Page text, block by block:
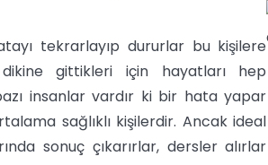
tekrarlayıp dururlar bu kişilere
dikine gittikleri için hayatları hep
insanlar vardır ki bir hata yapar
sağlıklı kişilerdir. Ancak ideal
sonuç çıkarırlar, dersler alırlar